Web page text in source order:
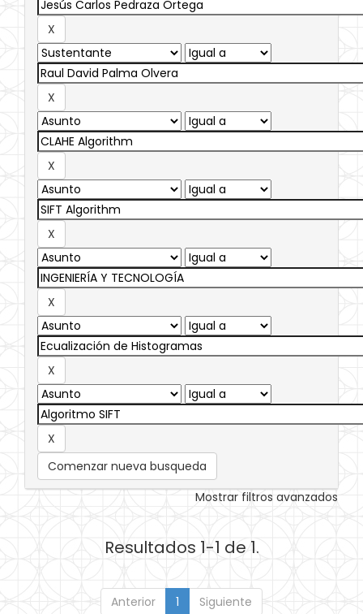
Comenzar nueva busqueda
Mostrar filtros avanzados
Resultados 1-1 de 1.
Anterior 1 Siguiente